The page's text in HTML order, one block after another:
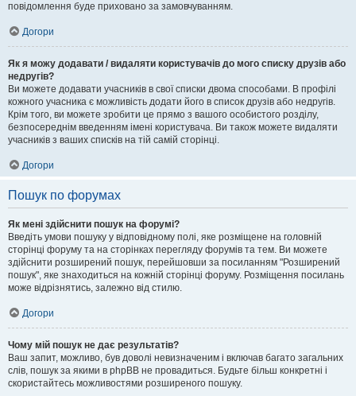
повідомлення буде приховано за замовчуванням.
Догори
Як я можу додавати / видаляти користувачів до мого списку друзів або
недругів?
Ви можете додавати учасників в свої списки двома способами. В профілі
кожного учасника є можливість додати його в список друзів або недругів.
Крім того, ви можете зробити це прямо з вашого особистого розділу,
безпосереднім введенням імені користувача. Ви також можете видаляти
учасників з ваших списків на тій самій сторінці.
Догори
Пошук по форумах
Як мені здійснити пошук на форумі?
Введіть умови пошуку у відповідному полі, яке розміщене на головній
сторінці форуму та на сторінках перегляду форумів та тем. Ви можете
здійснити розширений пошук, перейшовши за посиланням "Розширений
пошук", яке знаходиться на кожній сторінці форуму. Розміщення посилань
може відрізнятись, залежно від стилю.
Догори
Чому мій пошук не дає результатів?
Ваш запит, можливо, був доволі невизначеним і включав багато загальних
слів, пошук за якими в phpBB не провадиться. Будьте більш конкретні і
скористайтесь можливостями розширеного пошуку.